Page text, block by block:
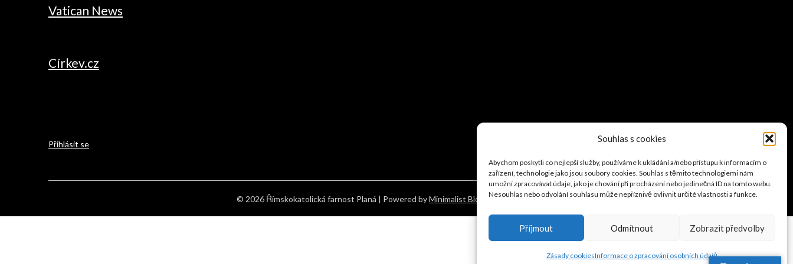
Souhlas s cookies
Abychom poskytli co nejlepší služby, používáme k ukládání a/nebo přístupu k informacím o
zařízení, technologie jako jsou soubory cookies. Souhlas s těmito technologiemi nám
umožní zpracovávat údaje, jako je chování při procházení nebo jedinečná ID na tomto webu.
Nesouhlas nebo odvolání souhlasu může nepříznivě ovlivnit určité vlastnosti a funkce.
Příjmout Odmítnout Zobrazit předvolby
Zásady cookiesInformace o zpracování osobních údajů
Vatican News
Církev.cz
Přihlásit se
© 2026 Římskokatolická farnost Planá | Powered byMinimalist Blog WordPress Theme